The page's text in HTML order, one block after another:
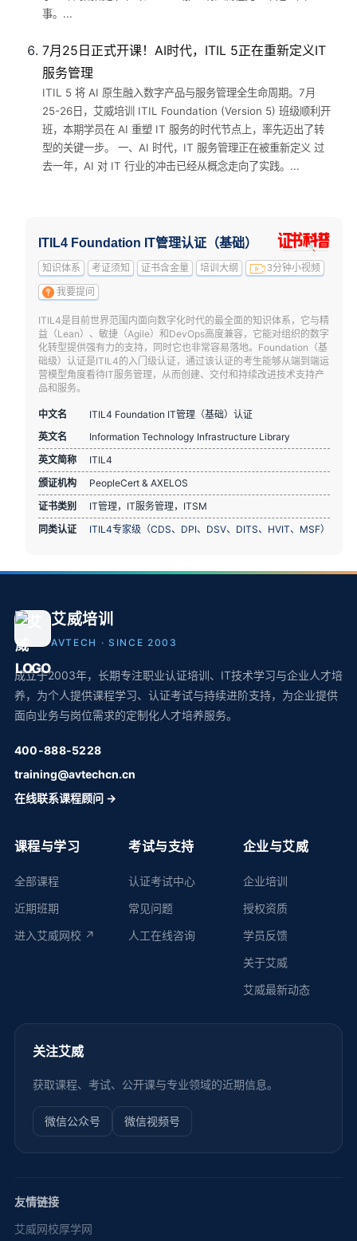
事。...
7月25日正式开课！AI时代，ITIL 5正在重新定义IT
服务管理
ITIL 5 将 AI 原生融入数字产品与服务管理全生命周期。7月
25-26日，艾威培训 ITIL Foundation (Version 5) 班级顺利开
班，本期学员在 AI 重塑 IT 服务的时代节点上，率先迈出了转
型的关键一步。 一、AI 时代，IT 服务管理正在被重新定义 过
去一年，AI 对 IT 行业的冲击已经从概念走向了实践。...
ITIL4 Foundation IT管理认证（基础）
知识体系 考证须知 证书含金量 培训大纲 3分钟小视频
我要提问
ITIL4是目前世界范围内面向数字化时代的最全面的知识体系，它与精
益（Lean）、敏捷（Agile）和DevOps高度兼容，它能对组织的数字
化转型提供强有力的支持，同时它也非常容易落地。Foundation（基
础级）认证是ITIL4的入门级认证，通过该认证的考生能够从端到端运
营模型角度看待IT服务管理，从而创建、交付和持续改进技术支持产
品和服务。
中文名
ITIL4 Foundation IT管理（基础）认证
英文名
Information Technology Infrastructure Library
英文简称
ITIL4
颁证机构
PeopleCert & AXELOS
证书类别
IT管理，IT服务管理，ITSM
同类认证
ITIL4专家级（CDS、DPI、DSV、DITS、HVIT、MSF）
艾威培训
AVTECH · SINCE 2003
成立于2003年，长期专注职业认证培训、IT技术学习与企业人才培
养，为个人提供课程学习、认证考试与持续进阶支持，为企业提供
面向业务与岗位需求的定制化人才培养服务。
400-888-5228
training@avtechcn.cn
在线联系课程顾问 →
课程与学习
全部课程
近期班期
进入艾威网校 ↗
考试与支持
认证考试中心
常见问题
人工在线咨询
企业与艾威
企业培训
授权资质
学员反馈
关于艾威
艾威最新动态
关注艾威
获取课程、考试、公开课与专业领域的近期信息。
微信公众号 微信视频号
友情链接
艾威网校厚学网